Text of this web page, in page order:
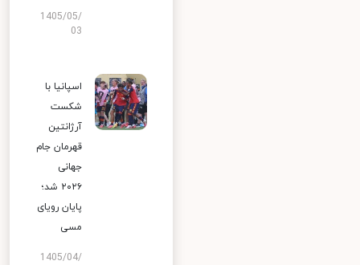
1405/05/
03
اسپانیا با
شکست
آرژانتین
قهرمان جام
جهانی
۲۰۲۶ شد؛
پایان رویای
مسی
1405/04/